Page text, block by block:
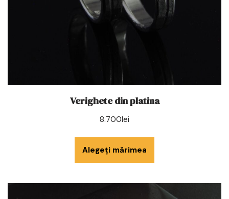
Verighete din platina
8.700lei
Alegeți mărimea